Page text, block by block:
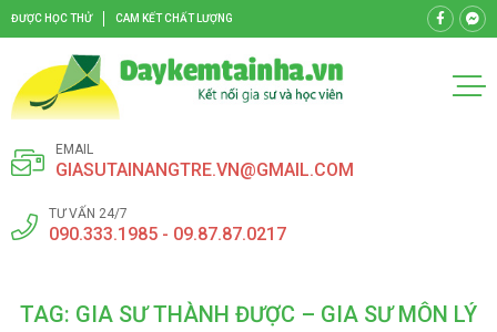
ĐƯỢC HỌC THỬ CAM KẾT CHẤT LƯỢNG
EMAIL
GIASUTAINANGTRE.VN@GMAIL.COM
TƯ VẤN 24/7
090.333.1985 - 09.87.87.0217
TAG: GIA SƯ THÀNH ĐƯỢC – GIA SƯ MÔN LÝ